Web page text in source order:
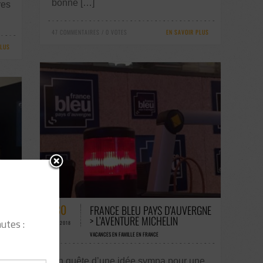
bonne […]
47 COMMENTAIRES / 0 VOTES EN SAVOIR PLUS
56 COMMENTAIRES / 0 VOTES
30
MAI-2018
FRANCE BLEU PAYS D’AUVERGNE
> L’AVENTURE MICHELIN
VACANCES EN FAMILLE EN FRANCE
En quête d’une idée sympa pour une
: